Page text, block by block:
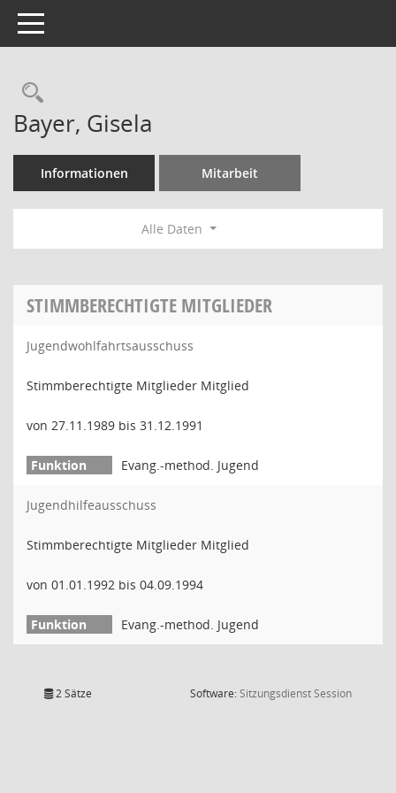
Toggle navigation
Rechercheauswahl
Bayer, Gisela
Informationen Mitarbeit
Alle Daten
STIMMBERECHTIGTE MITGLIEDER
Jugendwohlfahrtsausschuss
Stimmberechtigte Mitglieder Mitglied
von 27.11.1989 bis 31.12.1991
Evang.-method. Jugend
Jugendhilfeausschuss
Stimmberechtigte Mitglieder Mitglied
von 01.01.1992 bis 04.09.1994
Evang.-method. Jugend
2 Sätze Software:SitzungsdienstSession(Wird in